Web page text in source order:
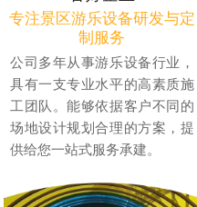
专注景区游乐设备研发与定
制服务
公司多年从事游乐设备行业，
具有一支专业水平的高素质施
工团队。能够依据客户不同的
场地设计规划合理的方案，提
供给您一站式服务承建。